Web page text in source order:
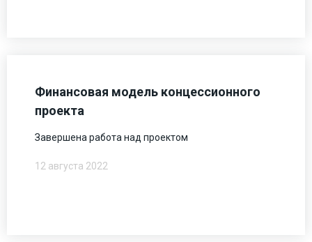
Финансовая модель концессионного
проекта
Завершена работа над проектом
12 августа 2022